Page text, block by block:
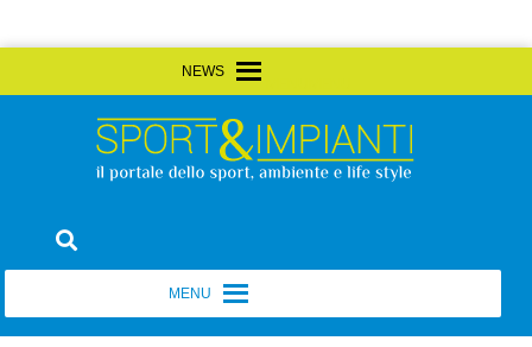
to
Sport&Impianti